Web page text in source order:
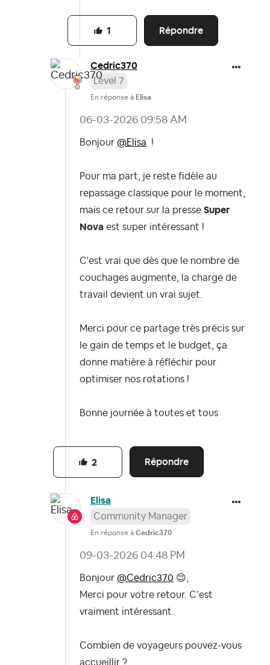
Répondre
1
Cedric370
Level 7
En réponse à Elisa
‎06-03-2026 09:58 AM
Bonjour @Elisa !
Pour ma part, je reste fidèle au
repassage classique pour le moment,
mais ce retour sur la presse Super
Nova est super intéressant !
C'est vrai que dès que le nombre de
couchages augmente, la charge de
travail devient un vrai sujet.
Merci pour ce partage très précis sur
le gain de temps et le budget, ça
donne matière à réfléchir pour
optimiser nos rotations !
Bonne journée à toutes et tous
Répondre
2
Elisa
Community Manager
En réponse à Cedric370
‎09-03-2026 04:48 PM
Bonjour @Cedric370 😊
Merci pour votre retour. C’est
vraiment intéressant.
Combien de voyageurs pouvez-vous
accueillir ?